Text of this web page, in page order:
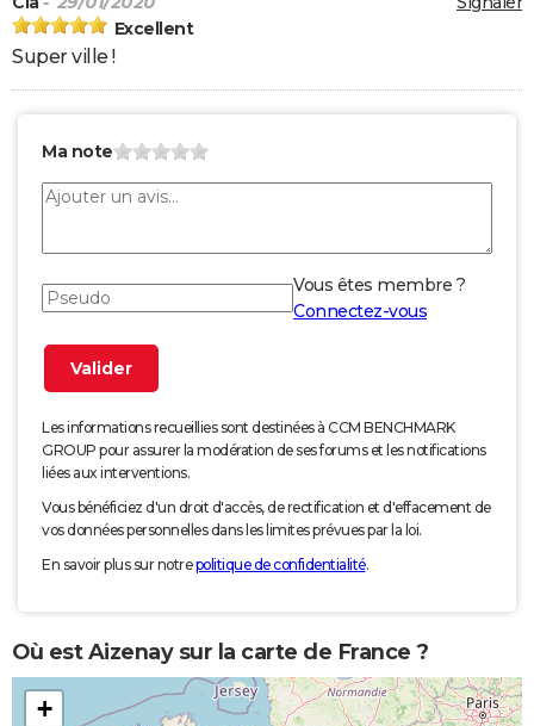
Excellent
Super ville !
Ma note
Vous êtes membre ?
Connectez-vous
Les informations recueillies sont destinées à CCM BENCHMARK
GROUP pour assurer la modération de ses forums et les notifications
liées aux interventions.
Vous bénéficiez d'un droit d'accès, de rectification et d'effacement de
vos données personnelles dans les limites prévues par la loi.
En savoir plus sur notrepolitique de confidentialité.
Où est Aizenay sur la carte de France ?
+